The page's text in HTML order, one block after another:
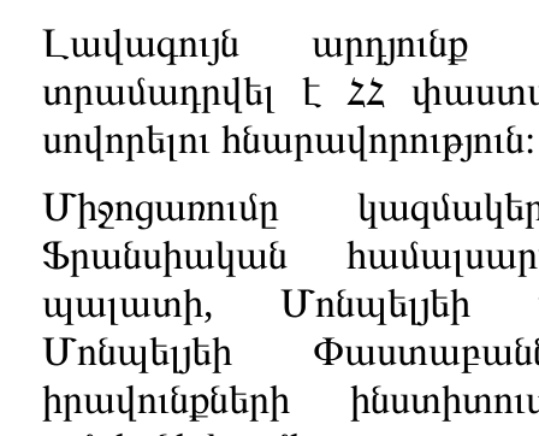
Լավագույն արդյունք
տրամադրվել է ՀՀ
սովորելու հնարավորություն։
Միջոցառումը
Ֆրանսիական
պալատի, Մոնպելյեի
Մոնպելյեի
իրավունքների